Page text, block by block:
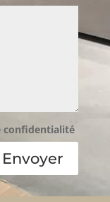
confidentialité
Envoyer